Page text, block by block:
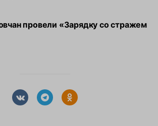
провели «Зарядку со стражем